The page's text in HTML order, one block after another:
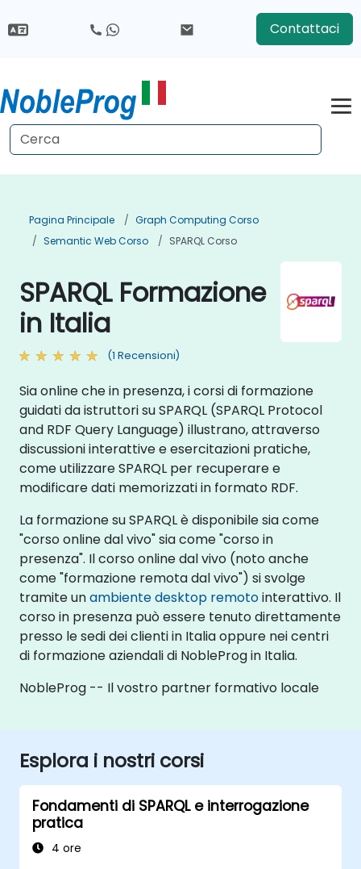
Contattaci
Pagina Principale
Graph Computing Corso
Semantic Web Corso
SPARQL Corso
SPARQL Formazione
in Italia
(1 Recensioni)
Sia online che in presenza, i corsi di formazione
guidati da istruttori su SPARQL (SPARQL Protocol
and RDF Query Language) illustrano, attraverso
discussioni interattive e esercitazioni pratiche,
come utilizzare SPARQL per recuperare e
modificare dati memorizzati in formato RDF.
La formazione su SPARQL è disponibile sia come
"corso online dal vivo" sia come "corso in
presenza". Il corso online dal vivo (noto anche
come "formazione remota dal vivo") si svolge
tramite unambiente desktop remotointerattivo. Il
corso in presenza può essere tenuto direttamente
presso le sedi dei clienti in Italia oppure nei centri
di formazione aziendali di NobleProg in Italia.
NobleProg -- Il vostro partner formativo locale
Esplora i nostri corsi
Fondamenti di SPARQL e interrogazione
pratica
4 ore